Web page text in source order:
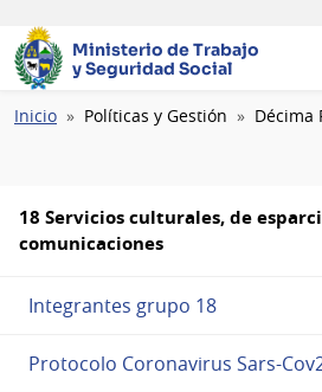
Ministerio de Trabajo
y Seguridad Social
Ruta
Inicio Políticas y Gestión Décima
18 Servicios culturales, de
comunicaciones
Integrantes grupo 18
Protocolo Coronavirus Sars-